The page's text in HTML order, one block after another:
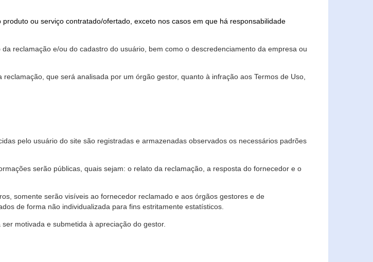
ou serviço contratado/ofertado, exceto nos casos em que há responsabilidade
reclamação e/ou do cadastro do usuário, bem como o descredenciamento da empresa ou
que será analisada por um órgão gestor, quanto à infração aos Termos de Uso,
pelo usuário do site são registradas e armazenadas observados os necessários padrões
serão públicas, quais sejam: o relato da reclamação, a resposta do fornecedor e o
somente serão visíveis ao fornecedor reclamado e aos órgãos gestores e de
de forma não individualizada para fins estritamente estatísticos.
motivada e submetida à apreciação do gestor.